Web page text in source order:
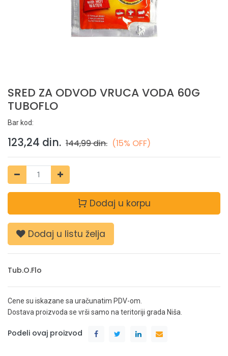
SRED ZA ODVOD VRUCA VODA 60G
TUBOFLO
Bar kod:
123,24 din. 144,99din. (15% OFF)
Dodaj u korpu
Dodaj u listu želja
Tub.O.Flo
Cene su iskazane sa uračunatim PDV-om.
Dostava proizvoda se vrši samo na teritoriji grada Niša.
Podeli ovaj proizvod